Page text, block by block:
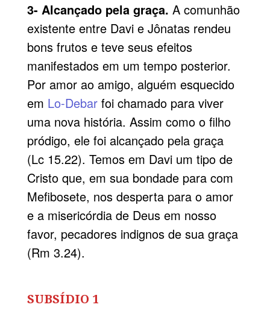
3- Alcançado pela graça. A comunhão
existente entre Davi e Jônatas rendeu
bons frutos e teve seus efeitos
manifestados em um tempo posterior.
Por amor ao amigo, alguém esquecido
em Lo-Debarfoi chamado para viver
uma nova história. Assim como o filho
pródigo, ele foi alcançado pela graça
(Lc 15.22). Temos em Davi um tipo de
Cristo que, em sua bondade para com
Mefibosete, nos desperta para o amor
e a misericórdia de Deus em nosso
favor, pecadores indignos de sua graça
(Rm 3.24).
SUBSÍDIO 1